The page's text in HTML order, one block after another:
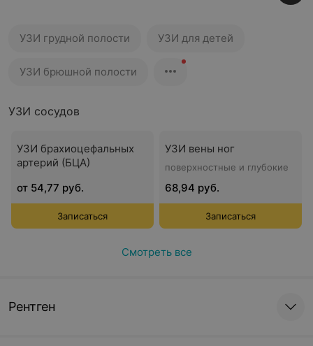
УЗИ грудной полости УЗИ для детей
УЗИ брюшной полости
УЗИ сосудов
УЗИ брахиоцефальных
артерий (БЦА)
от 54,77 руб.
Записаться
УЗИ вены ног
поверхностные и глубокие
68,94 руб.
Записаться
Смотреть все
Рентген